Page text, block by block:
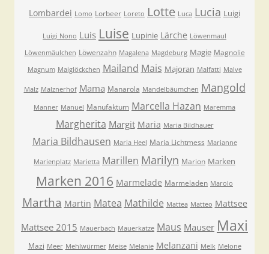
Lombardei Lomo Lorbeer Loreto Lotte Luca Lucia Luigi
Luigi Nono Luis Luise Lupinie Lärche Löwenmaul
Löwenmäulchen Löwenzahn Magalena Magdeburg Magie Magnolie
Magnum Maiglöckchen Mailand Mais Majoran Malfatti Malve
Malz Malznerhof Mama Manarola Mandelbäumchen Mangold
Manner Manuel Manufaktum Marcella Hazan Maremma
Margherita Margit Maria Maria Bildhauer
Maria Bildhausen Maria Heel Maria Lichtmess Marianne
Marienplatz Marietta Marillen Marilyn Marion Marken
Marken 2016 Marmelade Marmeladen Marolo
Martha Martin Matea Mathilde Mattea Matteo Mattsee
Mattsee 2015 Mauerbach Mauerkatze Maus Mauser Maxi
Mazi Meer Mehlwürmer Meise Melanie Melanzani Melk Melone